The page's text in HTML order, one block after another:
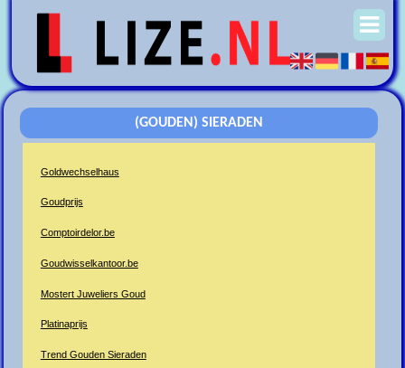
(GOUDEN) SIERADEN
Goldwechselhaus
Goudprijs
Comptoirdelor.be
Goudwisselkantoor.be
Mostert Juweliers Goud
Platinaprijs
Trend Gouden Sieraden